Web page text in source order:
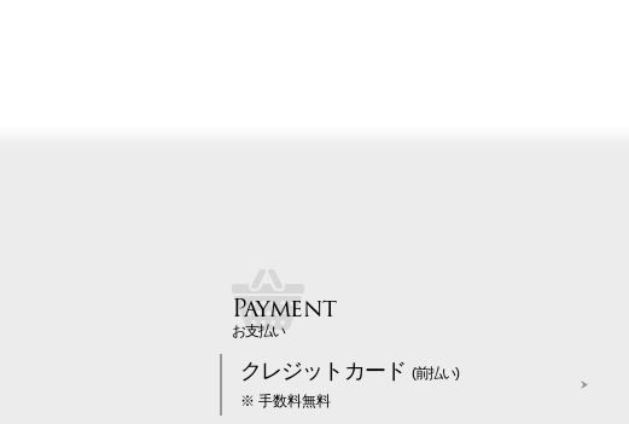
Payment
お支払い
クレジットカード (前払い)
※ 手数料無料